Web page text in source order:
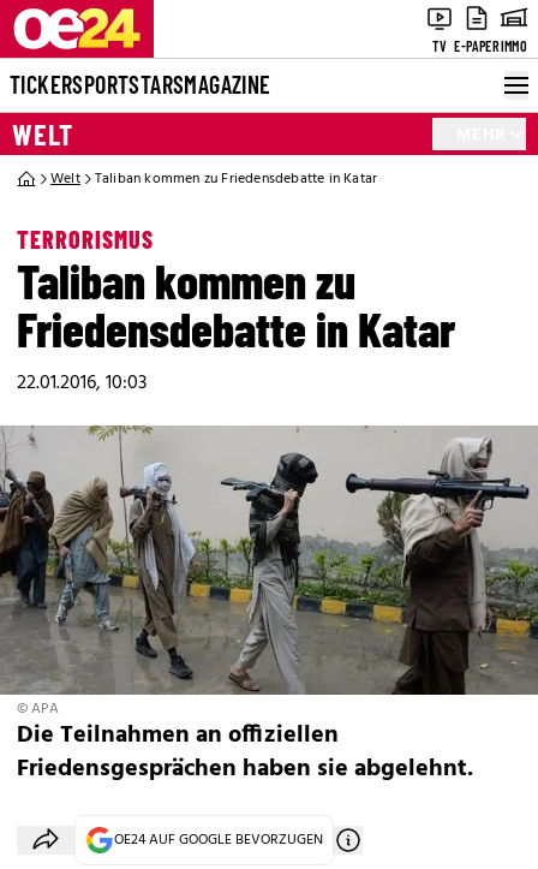
TV E-PAPERIMMO
TICKERSPORTSTARSMAGAZINE
WELT
Welt Taliban kommen zu Friedensdebatte in Katar
TERRORISMUS
Taliban kommen zu
Friedensdebatte in Katar
22.01.2016, 10:03
© APA
Die Teilnahmen an offiziellen
Friedensgesprächen haben sie abgelehnt.
OE24 AUF GOOGLE BEVORZUGEN